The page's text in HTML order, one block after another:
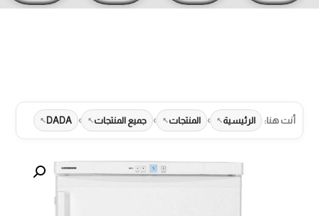
أنت هنا: الرئيسية › المنتجات › جميع المنتجات ›
DADA